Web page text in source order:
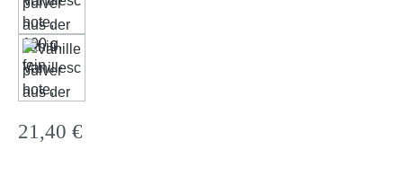
Regulärer Preis:
21,40 €